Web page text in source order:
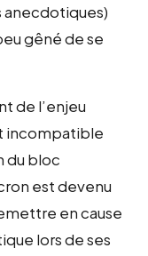
anecdotiques)
gêné de se
de l’enjeu
incompatible
du bloc
est devenu
en cause
lors de ses